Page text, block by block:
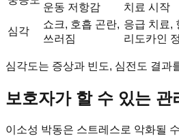
운동 저항감
치료 시작
심각
쇼크, 호흡 곤란,
쓰러짐
응급 치료,
리도카인
심각도는 증상과 빈도, 심전도 결과
보호자가 할 수 있는 관
이소성 박동은 스트레스로 악화될